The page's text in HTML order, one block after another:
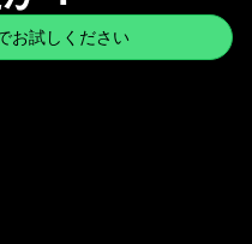
お試しください